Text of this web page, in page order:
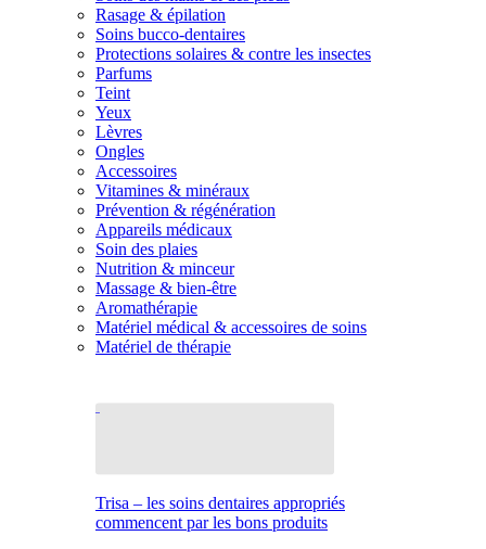
Rasage & épilation
Soins bucco-dentaires
Protections solaires & contre les insectes
Parfums
Teint
Yeux
Lèvres
Ongles
Accessoires
Vitamines & minéraux
Prévention & régénération
Appareils médicaux
Soin des plaies
Nutrition & minceur
Massage & bien-être
Aromathérapie
Matériel médical & accessoires de soins
Matériel de thérapie
Trisa – les soins dentaires appropriés
commencent par les bons produits